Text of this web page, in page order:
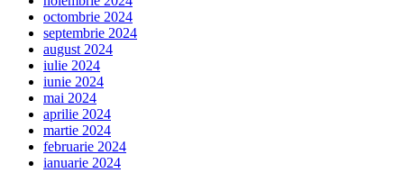
octombrie 2024
septembrie 2024
august 2024
iulie 2024
iunie 2024
mai 2024
aprilie 2024
martie 2024
februarie 2024
ianuarie 2024